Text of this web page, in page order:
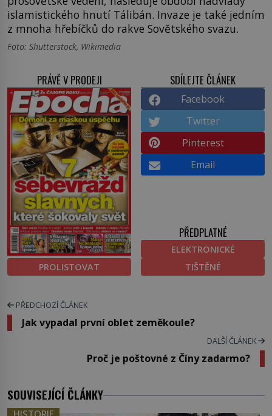
islamistického hnutí Tálibán. Invaze je také jedním
z mnoha hřebíčků do rakve Sovětského svazu.
Foto: Shutterstock, Wikimedia
PRÁVĚ V PRODEJI
PROLISTOVAT
SDÍLEJTE ČLÁNEK
Facebook
Twitter
Pinterest
Email
PŘEDPLATNÉ
ELEKTRONICKÉ
TIŠTĚNÉ
PŘEDCHOZÍ ČLÁNEK
Jak vypadal první oblet zeměkoule?
DALŠÍ ČLÁNEK
Proč je poštovné z Číny zadarmo?
SOUVISEJÍCÍ ČLÁNKY